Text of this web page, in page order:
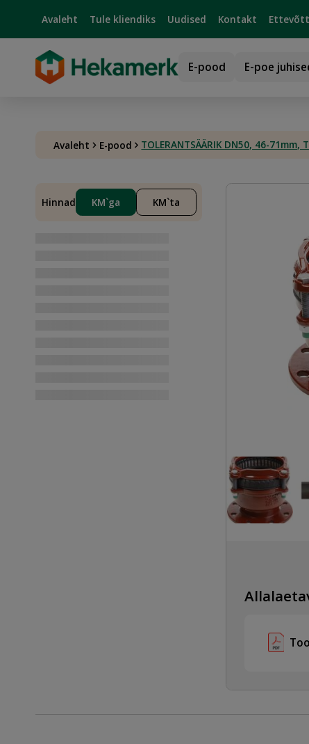
Avaleht Tule kliendiks Uudised Kontakt
E-pood E-poe
Avaleht E-pood TOLERANTSÄÄRIK DN50, 46-71mm,
Hinnad KM`ga KM`ta